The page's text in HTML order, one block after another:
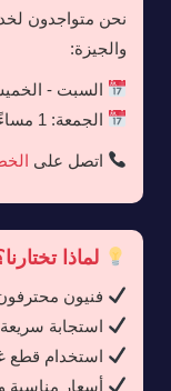
نحن متواجدون
والجيزة:
السبت - الخميس: 9 صباحًا إلى
الجمعة: 1 مساءً إلى 9 مساءً
اتصل على الخط
لماذا تختارنا؟
فنيون
استجابة سريعة
استخدام قطع غيار
أسعار مناسبة